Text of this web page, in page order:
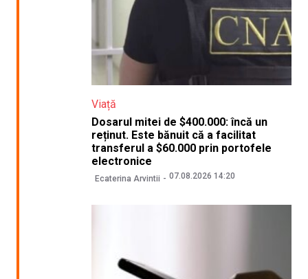
Viață
Dosarul mitei de $400.000: încă un
reținut. Este bănuit că a facilitat
transferul a $60.000 prin portofele
electronice
Ecaterina Arvintii 07.08.2026 14:20